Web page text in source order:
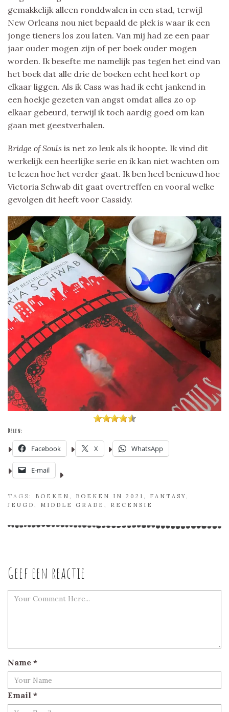
gemakkelijk alleen ronddwalen in een stad, terwijl
New Orleans nou niet bepaald de plek is waar ik een
jonge tieners los zou laten. Van mij had ze een paar
jaar ouder mogen zijn of per boek ouder mogen
worden. Ik besefte me namelijk pas tegen het eind van
het boek dat alle drie de boeken echt heel kort op
elkaar liggen. Als ik Cass was had ik echt jankend in
een hoekje gezeten van angst omdat alles zo op
elkaar gebeurd, terwijl ik toch aardig goed om kan
gaan met geestverhalen.
Bridge of Souls is net zo leuk als ik hoopte. Ik vind dit
werkelijk een heerlijke serie en ik kan niet wachten om
te lezen hoe het verder gaat. Ik ben heel benieuwd hoe
Victoria Schwab dit gaat overtreffen en vooral welke
gevolgen dit heeft voor Cassidy.
Delen:
Facebook X WhatsApp
E-mail
TAGS: BOEKEN BOEKEN IN 2021 FANTASY
JEUGD
MIDDLE GRADE RECENSIE
Geef een reactie
Name *
Email *